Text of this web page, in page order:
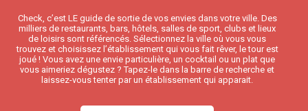
Check, c’est LE guide de sortie de vos envies dans votre ville. Des
milliers de restaurants, bars, hôtels, salles de sport, clubs et lieux
de loisirs sont référencés. Sélectionnez la ville où vous vous
trouvez et choisissez l’établissement qui vous fait rêver, le tour est
joué ! Vous avez une envie particulière, un cocktail ou un plat que
vous aimeriez dégustez ? Tapez-le dans la barre de recherche et
laissez-vous tenter par un établissement qui apparait.